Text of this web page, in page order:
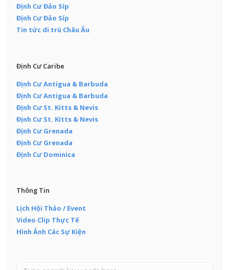
Định Cư Đảo Síp
Định Cư Đảo Síp
Tin tức di trú Châu Âu
Định Cư Caribe
Định Cư Antigua & Barbuda
Định Cư Antigua & Barbuda
Định Cư St. Kitts & Nevis
Định Cư St. Kitts & Nevis
Định Cư Grenada
Định Cư Grenada
Định Cư Dominica
Thông Tin
Lịch Hội Thảo / Event
Video Clip Thực Tế
Hình Ảnh Các Sự Kiện